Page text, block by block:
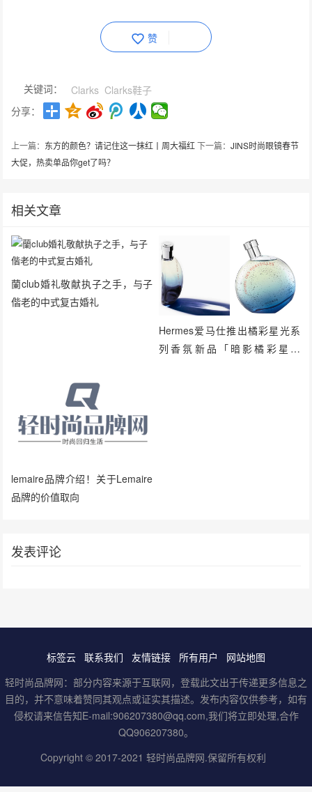
赞
关键词： Clarks Clarks鞋子
分享：
上一篇： 东方的颜色？请记住这一抹红丨周大福红下一篇：JINS时尚眼镜春节
大促，热卖单品你get了吗？
相关文章
蘭club婚礼敬献执子之手，与子
偕老的中式复古婚礼
Hermes爱马仕推出橘彩星光系
列香氛新品「暗影橘彩星光
lemaire品牌介绍！关于Lemaire
品牌的价值取向
发表评论
标签云 联系我们 友情链接 所有用户
网站地图
轻时尚品牌网：部分内容来源于互联网，登载此文出于传递更多信息之
目的，并不意味着赞同其观点或证实其描述。发布内容仅供参考，如有
侵权请来信告知E-mail:906207380@qq.com,我们将立即处理,合作
QQ906207380。
Copyright © 2017-2021 轻时尚品牌网.保留所有权利